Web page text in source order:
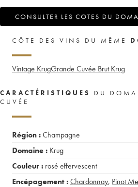
CONSULTER LES COTES DU
CÔTE DES VINS DU MÊME
Vintage KrugGrande Cuvée Brut Krug
CARACTÉRISTIQUES
DU
CUVÉE
Région :Champagne
Domaine : Krug
Couleur : rosé effervescent
Encépagement :Chardonnay, Pinot